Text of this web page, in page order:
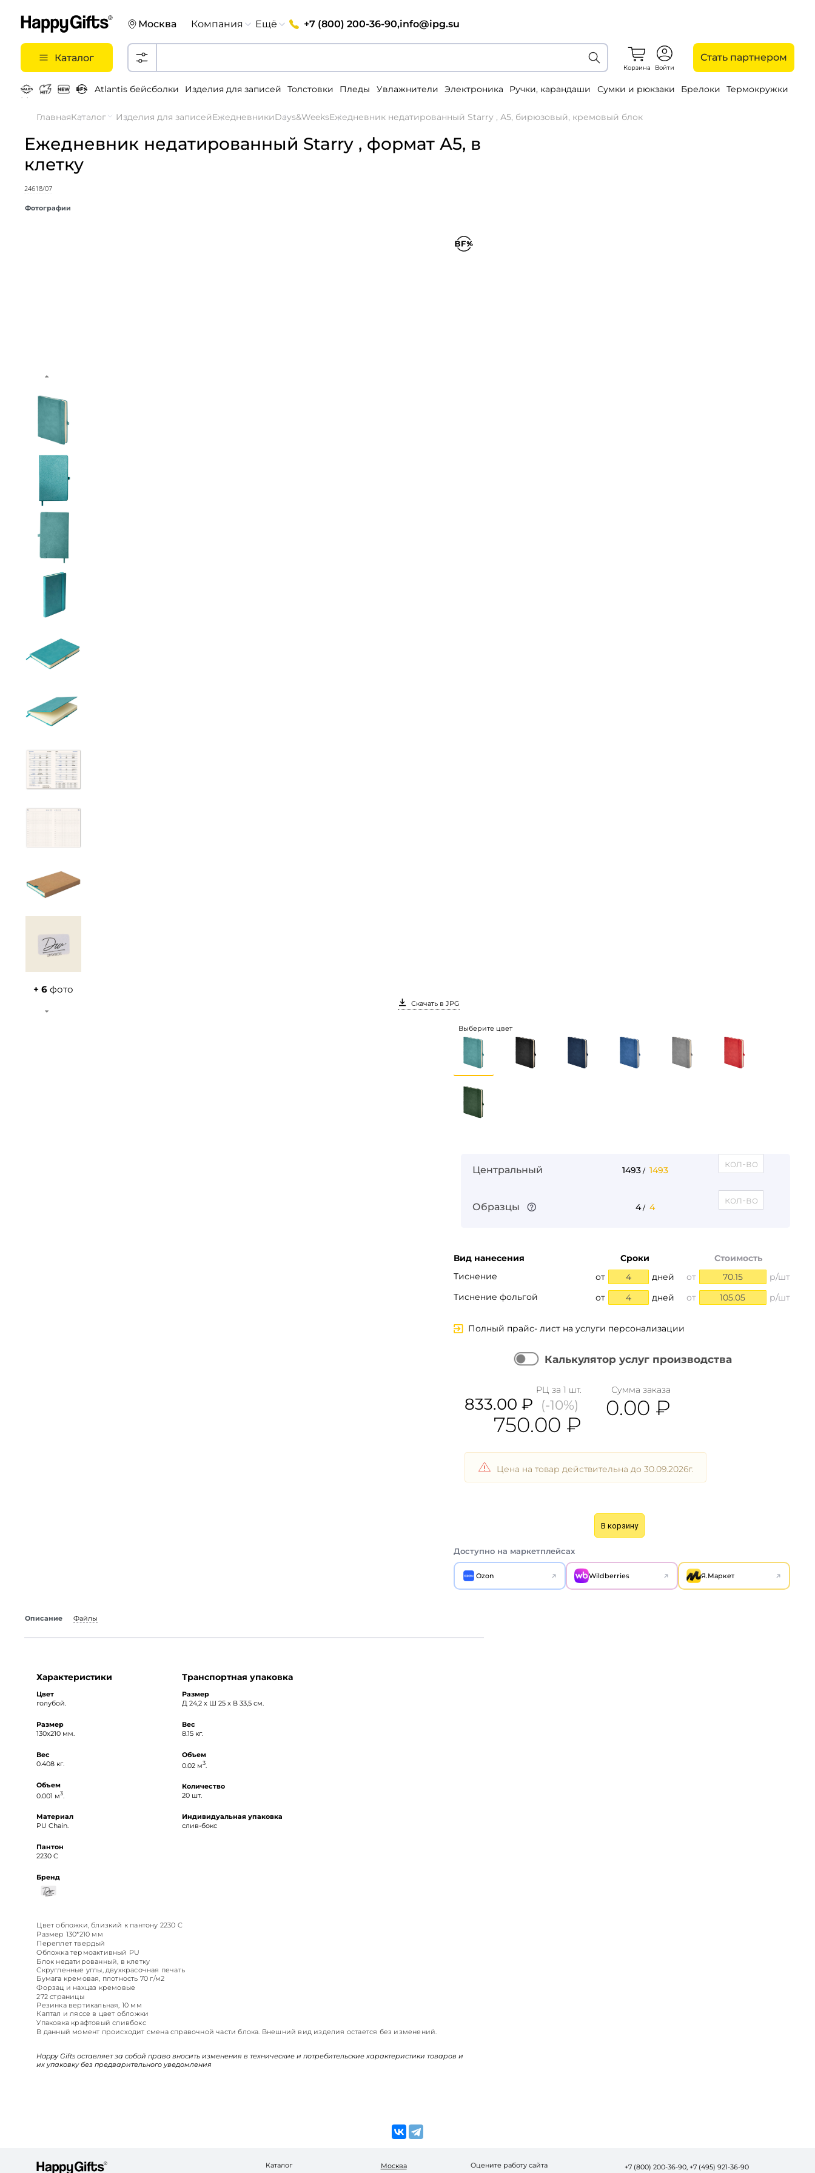
Москва Компания Ещё +7 (800) 200-36-90,info@ipg.su
Каталог
Корзина Войти
Стать партнером
Atlantis бейсболки Изделия для записей Толстовки Пледы Увлажнители Электроника Ручки, карандаши Сумки и рюкзаки Брелоки
Термокружки
Металлические ручки
ГлавнаяКаталог Изделия для записейЕжедневникиDays&WeeksЕжедневник недатированный Starry , А5, бирюзовый, кремовый блок
Ежедневник недатированный Starry , формат А5, в
клетку
24618/07
Фотографии
+ 6 фото
Скачать в JPG
Выберите цвет
Центральный
Образцы
1493 / 1493
4 / 4
Вид нанесения Сроки
Стоимость
Тиснение
от 4 дней от 70.15
р/шт
Тиснение фольгой
от 4 дней от 105.05 р/шт
Полный прайс- лист на услуги персонализации
Калькулятор услуг производства
РЦ за 1 шт.
833.00 ₽ (-10%)
750.00 ₽
Сумма заказа
0.00 ₽
Цена на товар действительна до 30.09.2026г.
В корзину
Доступно на маркетплейсах
Ozon Wildberries Я.Маркет
Описание Файлы
Характеристики
Цвет
голубой.
Размер
130x210 мм.
Вес
0.408 кг.
Объем
0.001 м3
Материал
PU Chain.
Пантон
2230 C
Бренд
Транспортная упаковка
Размер
Д 24,2 x Ш 25 x В 33,5 см.
Вес
8.15 кг.
Объем
0.02 м3.
Количество
20 шт.
Индивидуальная упаковка
слив-бокс
Цвет обложки, близкий к пантону 2230 C
Размер 130*210 мм
Переплет твердый
Обложка термоактивный PU
Блок недатированный, в клетку
Скругленные углы, двухкрасочная печать
Бумага кремовая, плотность 70 г/м2
Форзац и нахцаз кремовые
272 страницы
Резинка вертикальная, 10 мм
Каптал и ляссе в цвет обложки
Упаковка крафтовый сливбокс
В данный момент происходит смена справочной части блока. Внешний вид изделия остается без изменений.
Happy Gifts оставляет за собой право вносить изменения в технические и потребительские характеристики товаров и
их упаковку без предварительного уведомления
Каталог Москва Оцените работу сайта +7 (800) 200-36-90, +7 (495) 921-36-90